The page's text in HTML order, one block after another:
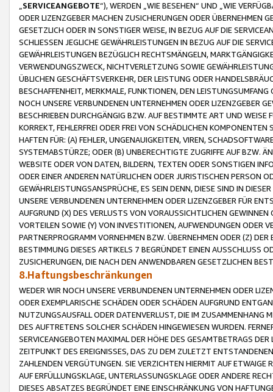
SERVICEANGEBOTE“), WERDEN „WIE BESEHEN“ UND „WIE
ODER LIZENZGEBER MACHEN ZUSICHERUNGEN ODER ÜBERNEHMEN
GESETZLICH ODER IN SONSTIGER WEISE, IN BEZUG AUF DIE
SCHLIESSEN JEGLICHE GEWÄHRLEISTUNGEN IN BEZUG AUF DIE
GEWÄHRLEISTUNGEN BEZÜGLICH RECHTSMÄNGELN,
VERWENDUNGSZWECK, NICHTVERLETZUNG SOWIE
ÜBLICHEN GESCHÄFTSVERKEHR, DER LEISTUNG ODER
BESCHAFFENHEIT, MERKMALE, FUNKTIONEN, DEN
NOCH UNSERE VERBUNDENEN UNTERNEHMEN ODER LIZENZGEBER
BESCHRIEBEN DURCHGÄNGIG BZW. AUF BESTIMMTE ART UND
KORREKT, FEHLERFREI ODER FREI VON SCHÄDLICHEN
HAFTEN FÜR: (A) FEHLER, UNGENAUIGKEITEN, VIREN,
SYSTEMABSTÜRZE; ODER (B) UNBERECHTIGTE ZUGRIFFE AUF BZW.
WEBSITE ODER VON DATEN, BILDERN, TEXTEN ODER SONSTIGEN
ODER EINER ANDEREN NATÜRLICHEN ODER JURISTISCHEN PERSON
GEWÄHRLEISTUNGSANSPRÜCHE, ES SEIN DENN, DIESE SIND IN
UNSERE VERBUNDENEN UNTERNEHMEN ODER LIZENZGEBER FÜR
AUFGRUND (X) DES VERLUSTS VON VORAUSSICHTLICHEN
VORTEILEN SOWIE (Y) VON INVESTITIONEN, AUFWENDUNGEN ODER
PARTNERPROGRAMM VORNEHMEN BZW. ÜBERNEHMEN ODER (Z)
BESTIMMUNG DIESES ARTIKELS 7 BEGRÜNDET EINEN AUSSCHLUSS
ZUSICHERUNGEN, DIE NACH DEN ANWENDBAREN GESETZLICHEN
8.Haftungsbeschränkungen
WEDER WIR NOCH UNSERE VERBUNDENEN UNTERNEHMEN ODER
ODER EXEMPLARISCHE SCHÄDEN ODER SCHÄDEN AUFGRUND
NUTZUNGSAUSFALL ODER DATENVERLUST, DIE IM ZUSAMMENHANG
DES AUFTRETENS SOLCHER SCHÄDEN HINGEWIESEN WURDEN.
SERVICEANGEBOTEN MAXIMAL DER HÖHE DES GESAMTBETRAGS
ZEITPUNKT DES EREIGNISSES, DAS ZU DEM ZULETZT
ZAHLENDEN VERGÜTUNGEN. SIE VERZICHTEN HIERMIT AUF
AUF ERFÜLLUNGSKLAGE, UNTERLASSUNGSKLAGE ODER ANDERE
DIESES ABSATZES BEGRÜNDET EINE EINSCHRÄNKUNG VON